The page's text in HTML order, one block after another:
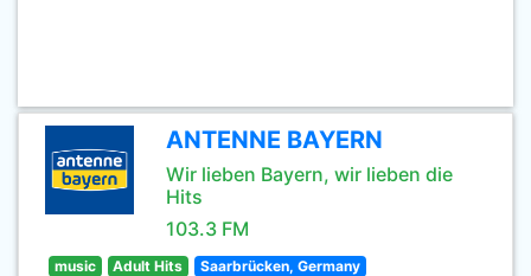
ANTENNE BAYERN
Wir lieben Bayern, wir lieben die
Hits
103.3 FM
music Adult Hits Saarbrücken, Germany